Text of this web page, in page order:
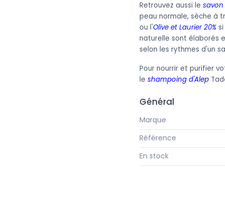
Retrouvez aussi le
peau normale, sèche à
ou l'Olive et Laurier 20%
naturelle sont élaborés
selon les rythmes d'un
Pour nourrir et purifier
le shampoing d'Alep
Général
Marque
Référence
En stock